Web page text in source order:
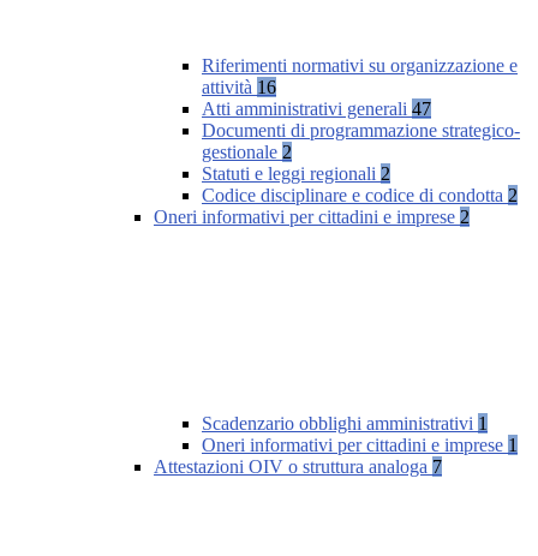
Riferimenti normativi su organizzazione e
attività 16
Atti amministrativi generali 47
Documenti di programmazione strategico-
gestionale 2
Statuti e leggi regionali 2
Codice disciplinare e codice di condotta 2
Oneri informativi per cittadini e imprese 2
Scadenzario obblighi amministrativi 1
Oneri informativi per cittadini e imprese 1
Attestazioni OIV o struttura analoga 7